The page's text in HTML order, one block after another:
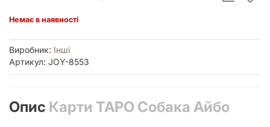
Немає в наявності
Виробник: Інші
Артикул: JOY-8553
Опис Карти ТАРО Собака Айбо